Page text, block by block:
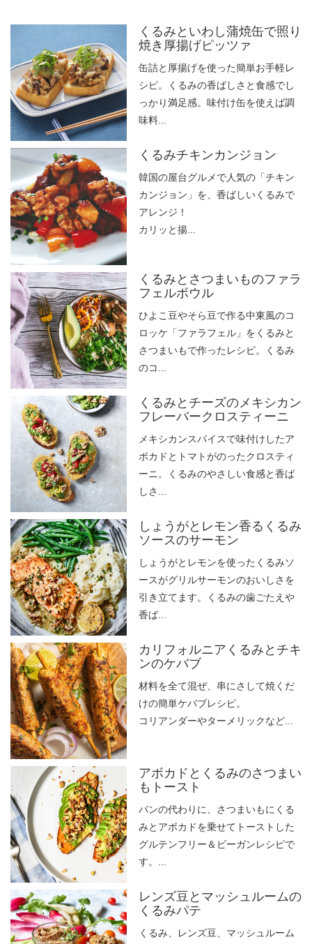
くるみといわし蒲焼缶で照り
焼き厚揚げピッツァ
缶詰と厚揚げを使った簡単お手軽レ
シピ。くるみの香ばしさと食感でし
っかり満足感。味付け缶を使えば調
味料...
くるみチキンカンジョン
韓国の屋台グルメで人気の「チキン
カンジョン」を、香ばしいくるみで
アレンジ！
カリッと揚...
くるみとさつまいものファラ
フェルボウル
ひよこ豆やそら豆で作る中東風のコ
ロッケ「ファラフェル」をくるみと
さつまいもで作ったレシピ。くるみ
のコ...
くるみとチーズのメキシカン
フレーバークロスティーニ
メキシカンスパイスで味付けしたア
ボカドとトマトがのったクロスティ
ーニ。くるみのやさしい食感と香ば
しさ...
しょうがとレモン香るくるみ
ソースのサーモン
しょうがとレモンを使ったくるみソ
ースがグリルサーモンのおいしさを
引き立てます。くるみの歯ごたえや
香ば...
カリフォルニアくるみとチキ
ンのケバブ
材料を全て混ぜ、串にさして焼くだ
けの簡単ケバブレシピ。
コリアンダーやターメリックなど...
アボカドとくるみのさつまい
もトースト
パンの代わりに、さつまいもにくる
みとアボカドを乗せてトーストした
グルテンフリー＆ビーガンレシピで
す。...
レンズ豆とマッシュルームの
くるみパテ
くるみ、レンズ豆、マッシュルーム